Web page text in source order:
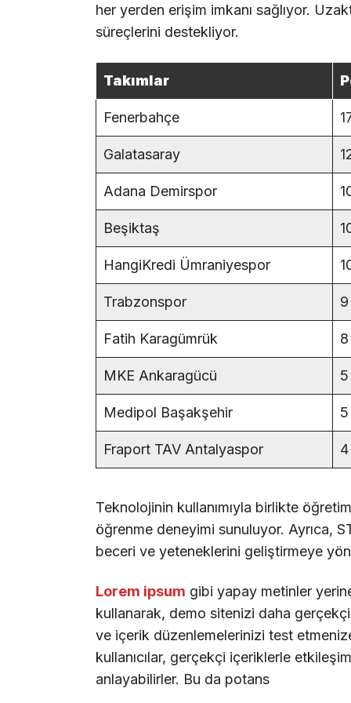
her yerden erişim imkanı sağlıyor.
süreçlerini destekliyor.
Takımlar
Fenerbahçe
Galatasaray
Adana Demirspor
Beşiktaş
HangiKredi Ümraniyespor
Trabzonspor 9
Fatih Karagümrük 8
MKE Ankaragücü 5
Medipol Başakşehir 5
Fraport TAV Antalyaspor 4
Teknolojinin kullanımıyla birlikte
öğrenme deneyimi sunuluyor. Ayrıca,
beceri ve yeteneklerini geliştirmeye
Lorem ipsum gibi yapay metinler
kullanarak, demo sitenizi daha
ve içerik düzenlemelerinizi test
kullanıcılar, gerçekçi içeriklerle
anlayabilirler. Bu da potans